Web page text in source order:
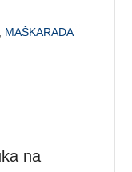
MAŠKARADA
na